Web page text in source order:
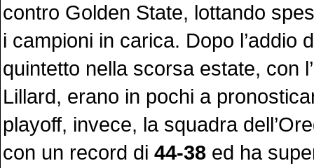
contro Golden State, lottando
i campioni in carica. Dopo l’addio
quintetto nella scorsa estate, con
Lillard, erano in pochi a
playoff, invece, la squadra
con un record di 44-38 ed ha